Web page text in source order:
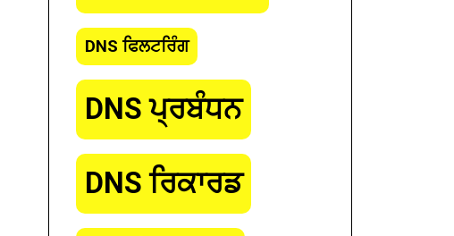
DNS ਫਿਲਟਰਿੰਗ
DNS ਪ੍ਰਬੰਧਨ
DNS ਰਿਕਾਰਡ